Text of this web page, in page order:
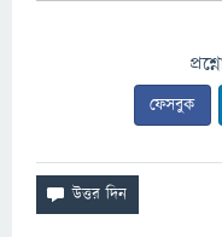
ফেসবুক